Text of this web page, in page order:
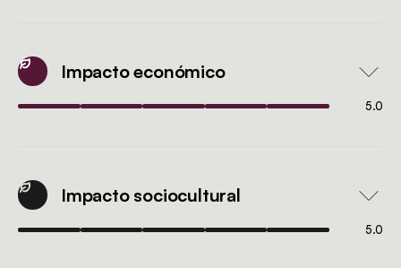
Impacto económico
5.0
Impacto sociocultural
5.0